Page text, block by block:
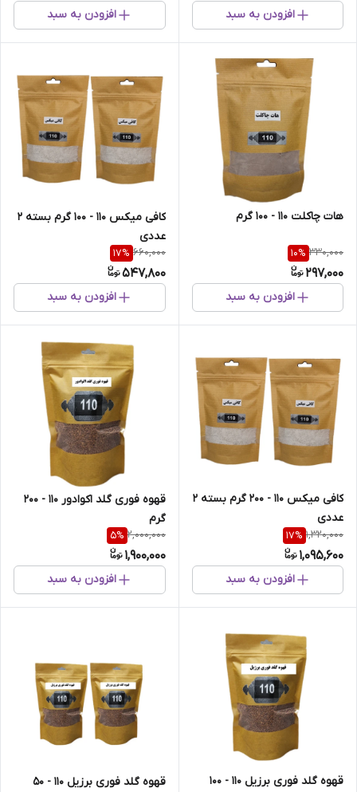
افزودن به سبد افزودن به سبد
هات چاکلت 110 - 100 گرم
330,000
10%
297,000
افزودن به سبد
کافی میکس 110 - 100 گرم بسته 2
عددی
660,000
17%
547,800
افزودن به سبد
کافی میکس 110 - 200 گرم بسته 2
عددی
1,320,000
17%
1,095,600
افزودن به سبد
قهوه فوری گلد اکوادور 110 - 200
گرم
2,000,000
5%
1,900,000
افزودن به سبد
قهوه گلد فوری برزیل 110 - 100 قهوه گلد فوری برزیل 110 - 50